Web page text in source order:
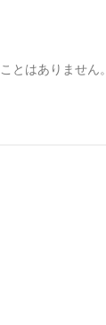
とはありません。